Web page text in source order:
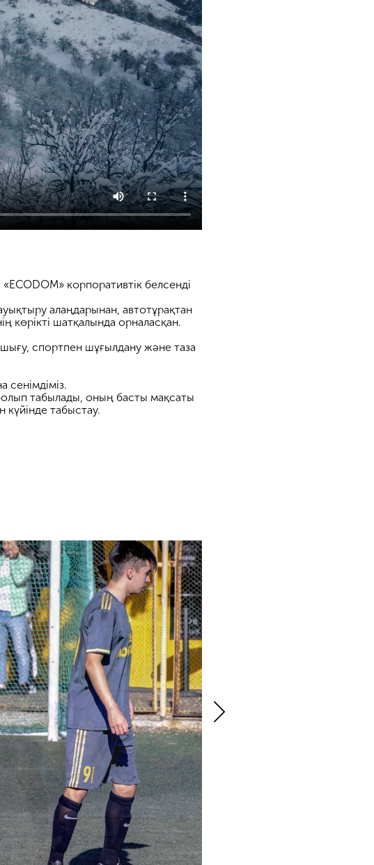
корпоративтік белсенді
алаңдарынан, автотұрақтан
көрікті шатқалында орналасқан.
спортпен шұғылдану және таза
сенімдіміз.
табылады, оның басты мақсаты
күйінде табыстау.